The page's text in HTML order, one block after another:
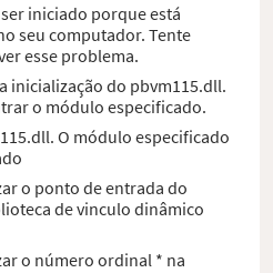
iniciado porque está
seu computador. Tente
esse problema.
inicialização do pbvm115.dll.
o módulo especificado.
O módulo especificado
o ponto de entrada do
de vinculo dinâmico
o número ordinal * na